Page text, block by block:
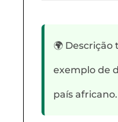
🌍 Descrição
exemplo de
país africano.